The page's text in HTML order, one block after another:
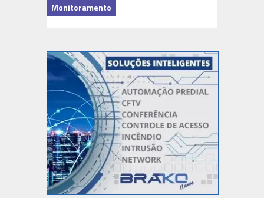
Monitoramento